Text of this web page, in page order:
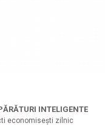
INTELIGENTE
economisești zilnic